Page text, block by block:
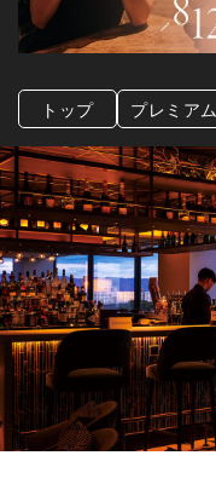
トップ プレミアム